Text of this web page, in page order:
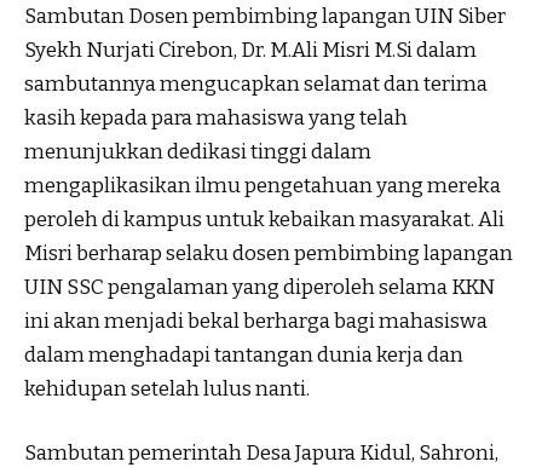
Sambutan Dosen pembimbing lapangan UIN Siber
Syekh Nurjati Cirebon, Dr. M.Ali Misri M.Si dalam
sambutannya mengucapkan selamat dan terima
kasih kepada para mahasiswa yang telah
menunjukkan dedikasi tinggi dalam
mengaplikasikan ilmu pengetahuan yang mereka
peroleh di kampus untuk kebaikan masyarakat. Ali
Misri berharap selaku dosen pembimbing lapangan
UIN SSC pengalaman yang diperoleh selama KKN
ini akan menjadi bekal berharga bagi mahasiswa
dalam menghadapi tantangan dunia kerja dan
kehidupan setelah lulus nanti.
Sambutan pemerintah Desa Japura Kidul, Sahroni,